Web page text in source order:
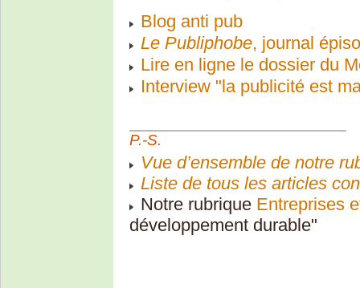
Blog anti pub
Le Publiphobe, journal
Lire en ligne le dossier du
Interview "la publicité est
P.-S.
Vue d’ensemble de notre
Liste de tous les articles
Notre rubrique Entreprises
développement durable"